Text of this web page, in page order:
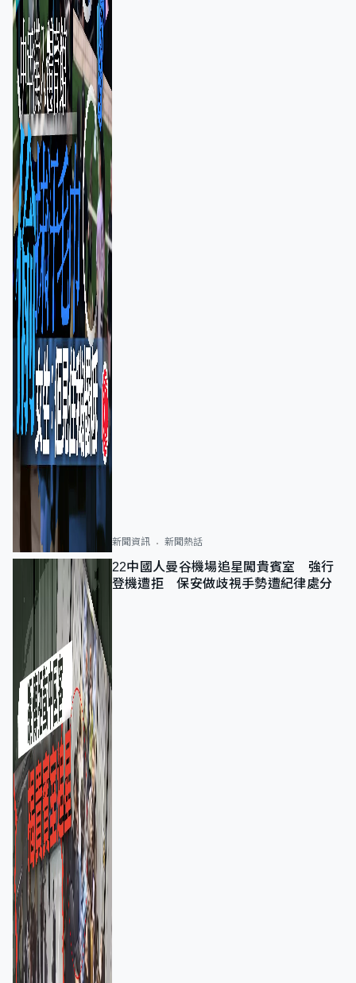
新聞資訊 新聞熱話
22中國人曼谷機場追星闖貴賓室 強行
登機遭拒 保安做歧視手勢遭紀律處分